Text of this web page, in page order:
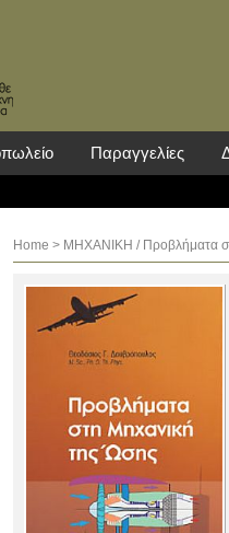
Παραγγελίες
Home > ΜΗΧΑΝΙΚΗ / Προβλήματα